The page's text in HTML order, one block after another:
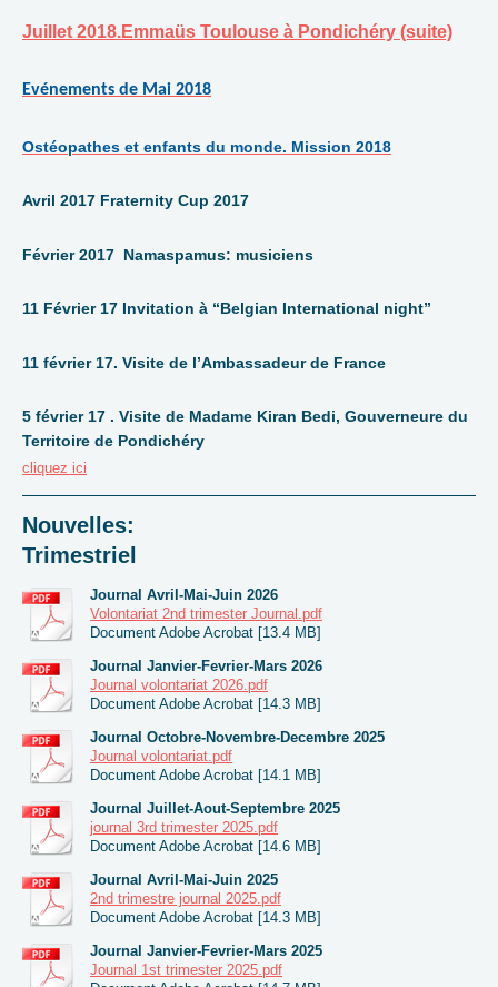
Juillet 2018.Emmaüs Toulouse à Pondichéry (suite)
Evénements de Mai 2018
Ostéopathes et enfants du monde. Mission 2018
Avril 2017 Fraternity Cup 2017
Février 2017 Namaspamus: musiciens
11 Février 17 Invitation à “Belgian International night”
11 février 17. Visite de l’Ambassadeur de France
5 février 17 . Visite de Madame Kiran Bedi, Gouverneure du
Territoire de Pondichéry
cliquez ici
Nouvelles:
Trimestriel
Journal Avril-Mai-Juin 2026
Volontariat 2nd trimester Journal.pdf
Document Adobe Acrobat [13.4 MB]
Journal Janvier-Fevrier-Mars 2026
Journal volontariat 2026.pdf
Document Adobe Acrobat [14.3 MB]
Journal Octobre-Novembre-Decembre 2025
Journal volontariat.pdf
Document Adobe Acrobat [14.1 MB]
Journal Juillet-Aout-Septembre 2025
journal 3rd trimester 2025.pdf
Document Adobe Acrobat [14.6 MB]
Journal Avril-Mai-Juin 2025
2nd trimestre journal 2025.pdf
Document Adobe Acrobat [14.3 MB]
Journal Janvier-Fevrier-Mars 2025
Journal 1st trimester 2025.pdf